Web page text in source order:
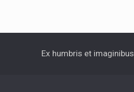
Ex humbris et imaginibus